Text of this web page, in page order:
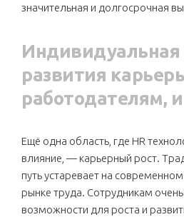
значительная и долгосрочная
Индивидуальная
развития
работодателям,
Ещё одна область, где HR
влияние, — карьерный рост.
путь устаревает на
рынке труда. Сотрудникам
возможности для роста и